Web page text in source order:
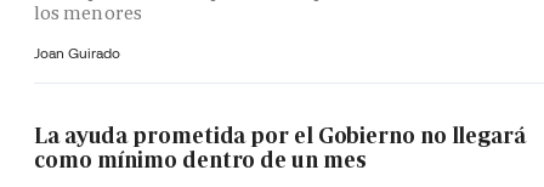
los menores
Joan Guirado
La ayuda prometida por el Gobierno no llegará
como mínimo dentro de un mes